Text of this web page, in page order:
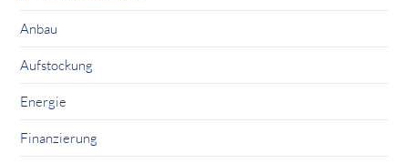
Anbau
Aufstockung
Energie
Finanzierung